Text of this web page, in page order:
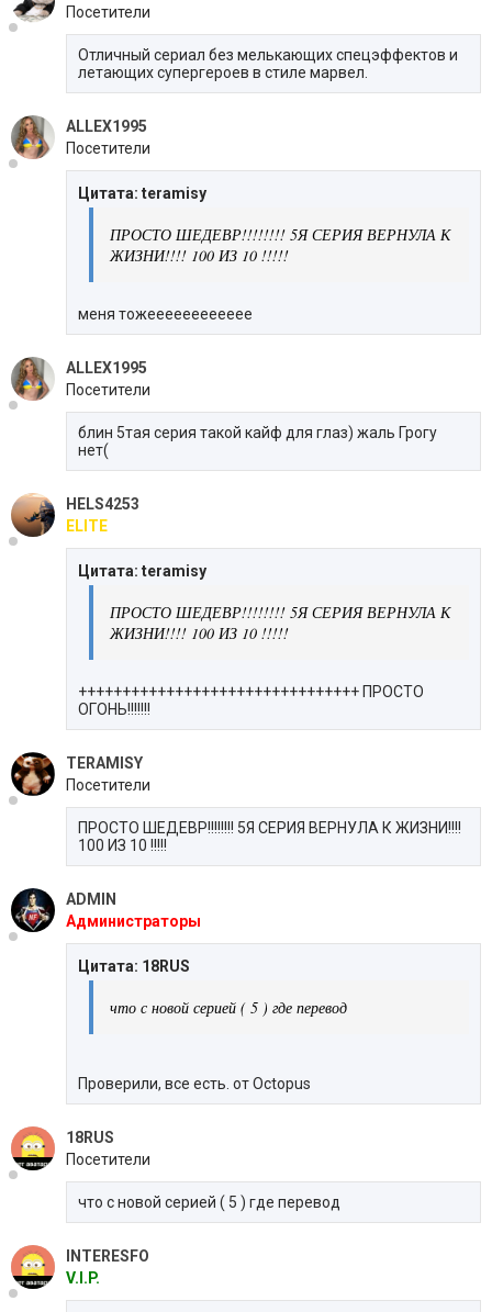
Посетители
Отличный сериал без мелькающих спецэффектов и
летающих супергероев в стиле марвел.
ALLEX1995
Посетители
Цитата: teramisy
ПРОСТО ШЕДЕВР!!!!!!!! 5Я СЕРИЯ ВЕРНУЛА К
ЖИЗНИ!!!! 100 ИЗ 10 !!!!!
меня тожееееееееееее
ALLEX1995
Посетители
блин 5тая серия такой кайф для глаз) жаль Грогу
нет(
HELS4253
ELITE
Цитата: teramisy
ПРОСТО ШЕДЕВР!!!!!!!! 5Я СЕРИЯ ВЕРНУЛА К
ЖИЗНИ!!!! 100 ИЗ 10 !!!!!
++++++++++++++++++++++++++++++++ ПРОСТО
ОГОНЬ!!!!!!!
TERAMISY
Посетители
ПРОСТО ШЕДЕВР!!!!!!!! 5Я СЕРИЯ ВЕРНУЛА К ЖИЗНИ!!!!
100 ИЗ 10 !!!!!
ADMIN
Администраторы
Цитата: 18RUS
что с новой серией ( 5 ) где перевод
Проверили, все есть. от Octopus
18RUS
Посетители
что с новой серией ( 5 ) где перевод
INTERESFO
V.I.P.